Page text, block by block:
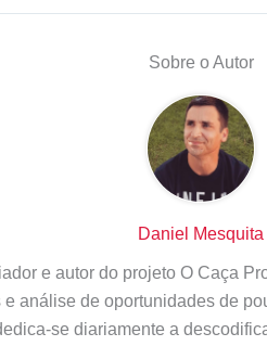
Sobre o Autor
Daniel Mesquita
e autor do projeto O Caça
análise de oportunidades de
se diariamente a